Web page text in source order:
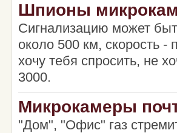
Шпионы
Сигнализацию может
около 500 км, скорость
хочу тебя спросить, не
3000.
Микрокамеры
"Дом", "Офис" газ